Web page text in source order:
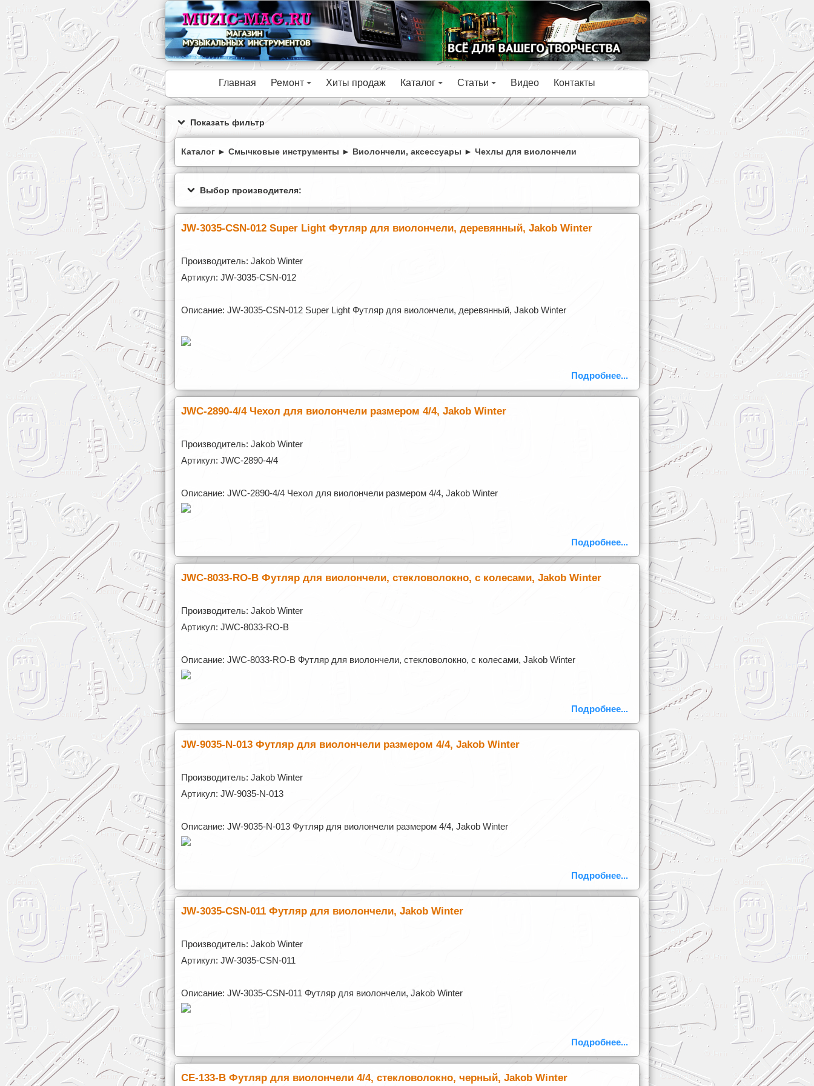
Главная Ремонт Хиты продаж Каталог Статьи Видео Контакты
Показать фильтр
Каталог ► Смычковые инструменты ► Виолончели, аксессуары ► Чехлы для виолончели
Выбор производителя:
JW-3035-CSN-012 Super Light Футляр для виолончели, деревянный, Jakob Winter
Производитель: Jakob Winter
Артикул: JW-3035-CSN-012
Описание: JW-3035-CSN-012 Super Light Футляр для виолончели, деревянный, Jakob Winter
Подробнее...
JWC-2890-4/4 Чехол для виолончели размером 4/4, Jakob Winter
Производитель: Jakob Winter
Артикул: JWC-2890-4/4
Описание: JWC-2890-4/4 Чехол для виолончели размером 4/4, Jakob Winter
Подробнее...
JWC-8033-RO-B Футляр для виолончели, стекловолокно, с колесами, Jakob Winter
Производитель: Jakob Winter
Артикул: JWC-8033-RO-B
Описание: JWC-8033-RO-B Футляр для виолончели, стекловолокно, с колесами, Jakob Winter
Подробнее...
JW-9035-N-013 Футляр для виолончели размером 4/4, Jakob Winter
Производитель: Jakob Winter
Артикул: JW-9035-N-013
Описание: JW-9035-N-013 Футляр для виолончели размером 4/4, Jakob Winter
Подробнее...
JW-3035-CSN-011 Футляр для виолончели, Jakob Winter
Производитель: Jakob Winter
Артикул: JW-3035-CSN-011
Описание: JW-3035-CSN-011 Футляр для виолончели, Jakob Winter
Подробнее...
CE-133-B Футляр для виолончели 4/4, стекловолокно, черный, Jakob Winter